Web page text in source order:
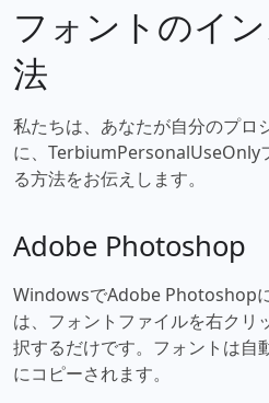
フォントのイ
法
私たちは、あなたが自分のプロ
に、TerbiumPersonalUseOnly
る方法をお伝えします。
Adobe Photoshop
WindowsでAdobe Photoshop
は、フォントファイルを右クリ
択するだけです。フォントは
にコピーされます。